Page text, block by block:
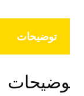
توضیحات